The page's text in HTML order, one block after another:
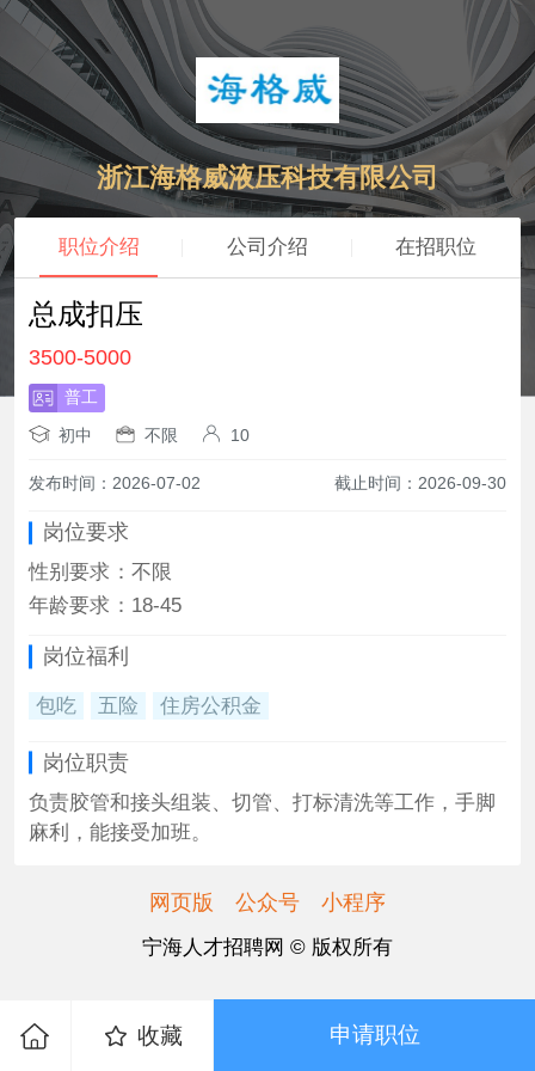
浙江海格威液压科技有限公司
职位介绍 公司介绍 在招职位
总成扣压
3500-5000
普工
初中 不限 10
发布时间：2026-07-02 截止时间：2026-09-30
岗位要求
性别要求 ： 不限
年龄要求 ： 18-45
岗位福利
包吃 五险 住房公积金
岗位职责
负责胶管和接头组装、切管、打标清洗等工作，手脚
麻利，能接受加班。
收藏 申请职位
网页版 公众号 小程序
宁海人才招聘网 © 版权所有